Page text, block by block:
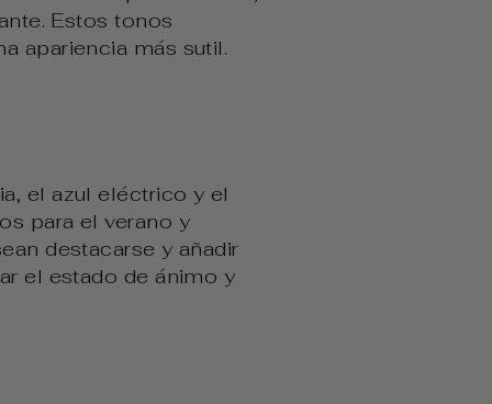
Estos tonos
apariencia más sutil.
el azul eléctrico y el
para el verano y
destacarse y añadir
el estado de ánimo y